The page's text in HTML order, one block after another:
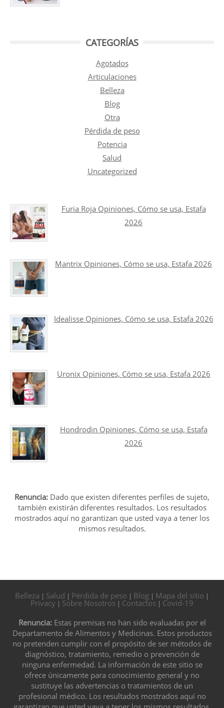
CATEGORÍAS
Agotados
Articulaciones
Belleza
Blog
Otra
Pérdida de peso
Potencia
Salud
Uncategorized
Furia Roja Opiniones, Cómo se usa, Estafa
2026
Mantrix Opiniones, Cómo se usa, Estafa 2026
Idealisse Opiniones, Cómo se usa, Estafa 2026
Uronix Opiniones, Cómo se usa, Estafa 2026
Hondrodin Opiniones, Cómo se usa, Estafa
2026
Renuncia: Dado que existen diferentes perfiles de sujeto,
también existirán diferentes resultados. Los resultados
mostrados aquí no garantizan que usted vaya a tener los
mismos resultados.
Belleza | Salud | Pérdida de peso | Blog | Mapa del sitio |
Privacy | Sobre Nosotros | Contactos | Covid-19
Renuncia:Estas premisas no han sido evaluadas por el
Departamento de Alimentos y Medicinas. Estos productos
no pretenden cumplir con el propósito de ser métodos de
diagnóstico, tratamiento, remedio o prevención de
ninguna enfermedad. La información de este sitio se
ofrece únicamente para conocimiento general y no
sustituye las advertencias o tratamientos de un
profesional médico. Los resultados mostrados aquí no